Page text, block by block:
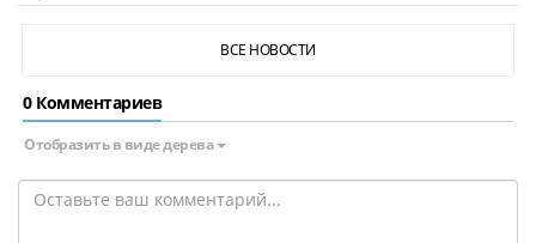
ВСЕ НОВОСТИ
0 Комментариев
Отобразить в виде дерева